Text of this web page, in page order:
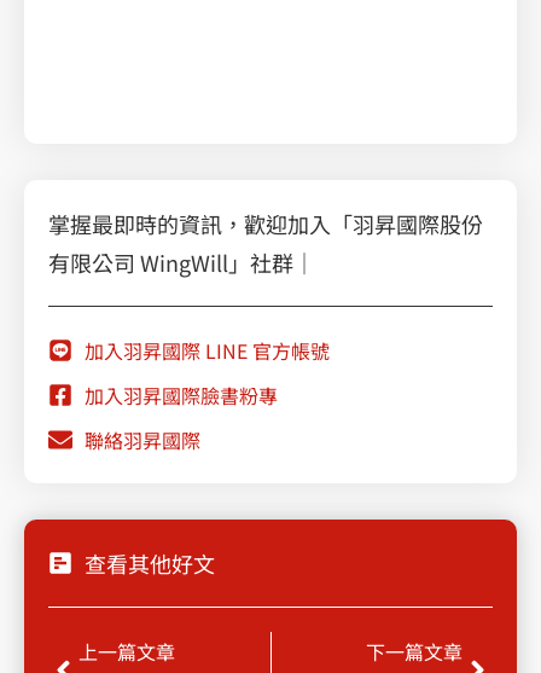
掌握最即時的資訊，歡迎加入「羽昇國際股份
有限公司 WingWill」社群｜
加入羽昇國際 LINE 官方帳號
加入羽昇國際臉書粉專
聯絡羽昇國際
查看其他好文
Prev
上一篇文章
下一篇文章Next